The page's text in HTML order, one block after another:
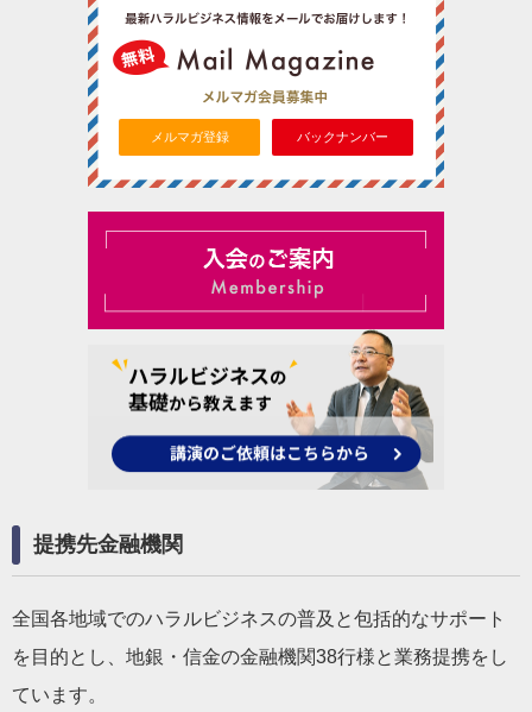
メルマガ登録 バックナンバー
提携先金融機関
全国各地域でのハラルビジネスの普及と包括的なサポート
を目的とし、地銀・信金の金融機関38行様と業務提携をし
ています。